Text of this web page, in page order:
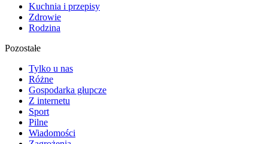
Kuchnia i przepisy
Zdrowie
Rodzina
Pozostałe
Tylko u nas
Różne
Gospodarka głupcze
Z internetu
Sport
Pilne
Wiadomości